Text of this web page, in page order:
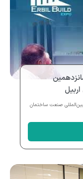
صنعت ساختمان